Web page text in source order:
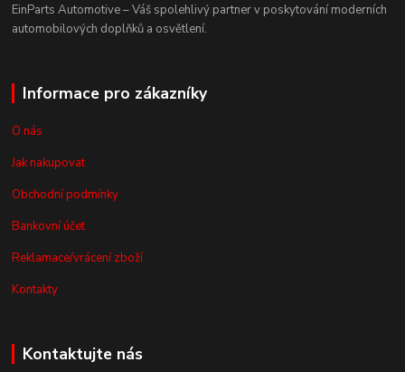
EinParts Automotive – Váš spolehlivý partner v poskytování moderních
automobilových doplňků a osvětlení.
Informace pro zákazníky
O nás
Jak nakupovat
Obchodní podmínky
Bankovní účet
Reklamace/vrácení zboží
Kontakty
Kontaktujte nás